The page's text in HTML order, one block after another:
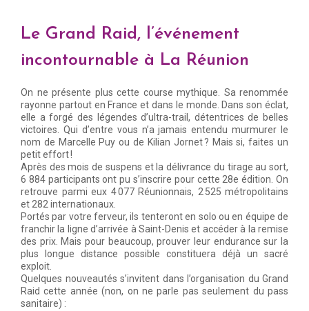
Le Grand Raid, l’événement
incontournable à La Réunion
On ne présente plus cette course mythique. Sa renommée
rayonne partout en France et dans le monde. Dans son éclat,
elle a forgé des légendes d’ultra-trail, détentrices de belles
victoires. Qui d’entre vous n’a jamais entendu murmurer le
nom de Marcelle Puy ou de Kilian Jornet ? Mais si, faites un
petit effort !
Après des mois de suspens et la délivrance du tirage au sort,
6 884 participants ont pu s’inscrire pour cette 28e édition. On
retrouve parmi eux 4 077 Réunionnais, 2 525 métropolitains
et 282 internationaux.
Portés par votre ferveur, ils tenteront en solo ou en équipe de
franchir la ligne d’arrivée à Saint-Denis et accéder à la remise
des prix. Mais pour beaucoup, prouver leur endurance sur la
plus longue distance possible constituera déjà un sacré
exploit.
Quelques nouveautés s’invitent dans l’organisation du Grand
Raid cette année (non, on ne parle pas seulement du pass
sanitaire) :